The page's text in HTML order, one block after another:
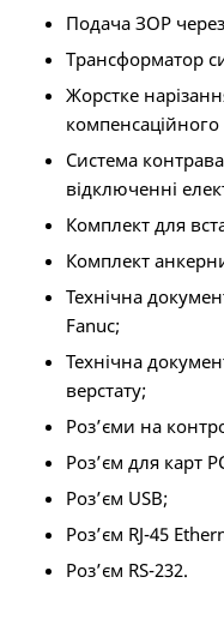
Подача ЗОР
Трансформатор
Жорстке
Система
відключенні
Комплект для
Комплект
Технічна
Fanuc;
Технічна
верстату;
Роз’єми на
Роз’єм для карт
Роз’єм USB;
Роз’єм RJ-45
Роз’єм RS-232.